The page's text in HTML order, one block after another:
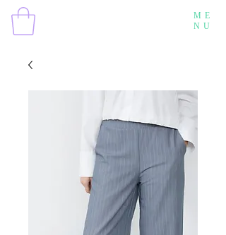
ME
NU